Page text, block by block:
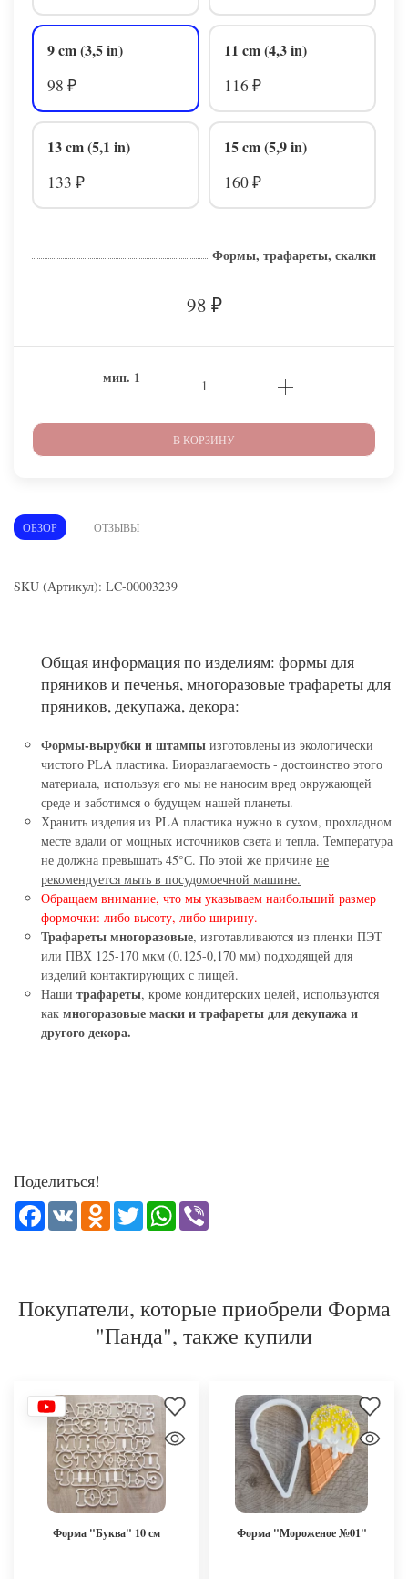
9 cm (3,5 in)
98 ₽
11 cm (4,3 in)
116 ₽
13 cm (5,1 in)
133 ₽
15 cm (5,9 in)
160 ₽
Формы, трафареты, скалки
98 ₽
мин. 1
В КОРЗИНУ
ОБЗОР ОТЗЫВЫ
SKU (Артикул): LC-00003239
Общая информация по изделиям: формы для
пряников и печенья, многоразовые трафареты для
пряников, декупажа, декора:
Формы-вырубки и штампы изготовлены из экологически
чистого PLA пластика. Биоразлагаемость - достоинство этого
материала, используя его мы не наносим вред окружающей
среде и заботимся о будущем нашей планеты.
Хранить изделия из PLA пластика нужно в сухом, прохладном
месте вдали от мощных источников света и тепла. Температура
не должна превышать 45°С. По этой же причине не
рекомендуется мыть в посудомоечной машине.
Обращаем внимание, что мы указываем наибольший размер
формочки: либо высоту, либо ширину.
Трафареты многоразовые, изготавливаются из пленки ПЭТ
или ПВХ 125-170 мкм (0.125-0,170 мм) подходящей для
изделий контактирующих с пищей.
Наши трафареты, кроме кондитерских целей, используются
как многоразовые маски и трафареты для декупажа и
другого декора.
Поделиться!
Facebook
VK Odnoklassniki
TwitterWhatsApp
Покупатели, которые приобрели Форма
"Панда", также купили
Форма "Буква" 10 см Форма "Мороженое №01"